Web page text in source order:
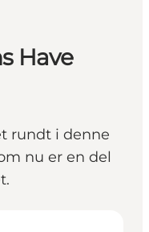
Have
rundt i denne
nu er en del